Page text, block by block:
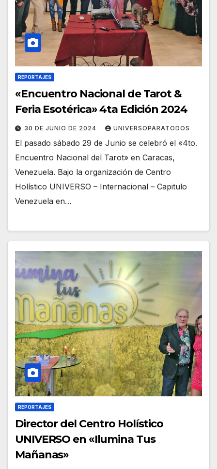
REPORTAJES
«Encuentro Nacional de Tarot &
Feria Esotérica» 4ta Edición 2024
30 DE JUNIO DE 2024 UNIVERSOPARATODOS
El pasado sábado 29 de Junio se celebró el «4to.
Encuentro Nacional del Tarot» en Caracas,
Venezuela. Bajo la organización de Centro
Holístico UNIVERSO – Internacional – Capitulo
Venezuela en…
REPORTAJES
Director del Centro Holístico
UNIVERSO en «Ilumina Tus
Mañanas»